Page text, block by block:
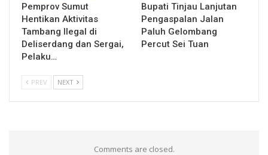
Pemprov Sumut
Hentikan Aktivitas
Tambang Ilegal di
Deliserdang dan Sergai,
Pelaku…
Bupati Tinjau Lanjutan
Pengaspalan Jalan
Paluh Gelombang
Percut Sei Tuan
PREV NEXT
Comments are closed.